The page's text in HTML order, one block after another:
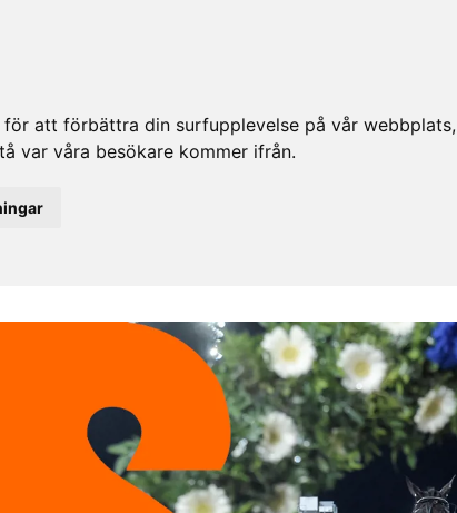
att förbättra din surfupplevelse på vår
var våra besökare kommer ifrån.